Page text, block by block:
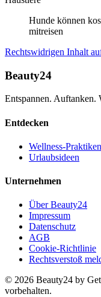
Hunde können
mitreisen
Rechtswidrigen Inhalt
Beauty24
Entspannen. Auftanken.
Entdecken
Wellness-Praktiken
Urlaubsideen
Unternehmen
Über Beauty24
Impressum
Datenschutz
AGB
Cookie-Richtlinie
Rechtsverstoß
© 2026 Beauty24 by
vorbehalten.